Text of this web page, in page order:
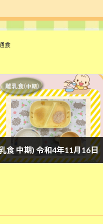
食
食 中期) 令和4年11月16日